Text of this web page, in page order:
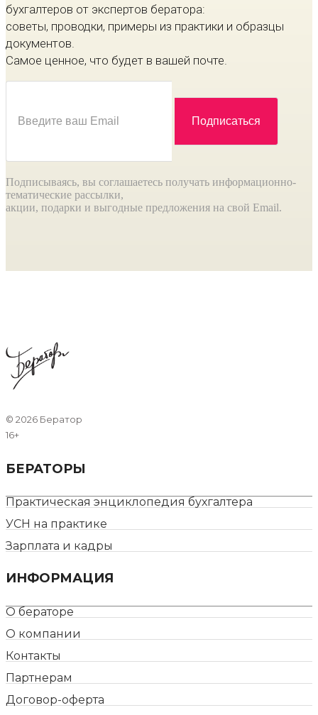
бухгалтеров от экспертов бератора:
советы, проводки, примеры из практики и образцы
документов.
Самое ценное, что будет в вашей почте.
Подписываясь, вы соглашаетесь получать информационно-
тематические рассылки,
акции, подарки и выгодные предложения на свой Email.
© 2026 Бератор
16+
БЕРАТОРЫ
Практическая энциклопедия бухгалтера
УСН на практике
Зарплата и кадры
ИНФОРМАЦИЯ
О бераторе
О компании
Контакты
Партнерам
Договор-оферта